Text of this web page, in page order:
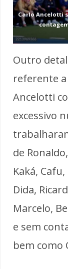
Carlo Ancelotti
Outro
referente
Ancelotti
excessivo
de
Kaká,
Dida,
Marcelo,
e sem
bem como